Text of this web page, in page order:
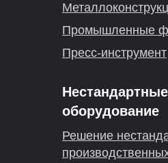
Промышленные
Пресс-инструмент
оборудование
Решение